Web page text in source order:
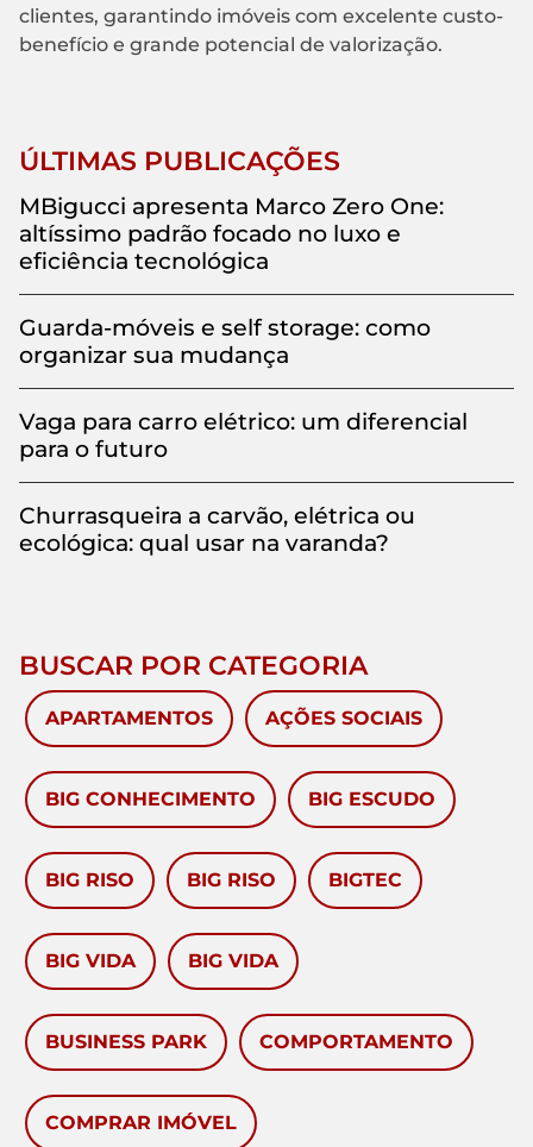
clientes, garantindo imóveis com excelente custo-
benefício e grande potencial de valorização.
ÚLTIMAS PUBLICAÇÕES
MBigucci apresenta Marco Zero One:
altíssimo padrão focado no luxo e
eficiência tecnológica
Guarda-móveis e self storage: como
organizar sua mudança
Vaga para carro elétrico: um diferencial
para o futuro
Churrasqueira a carvão, elétrica ou
ecológica: qual usar na varanda?
BUSCAR POR CATEGORIA
APARTAMENTOS AÇÕES SOCIAIS
BIG CONHECIMENTO BIG ESCUDO
BIG RISO BIG RISO BIGTEC
BIG VIDA BIG VIDA
BUSINESS PARK COMPORTAMENTO
COMPRAR IMÓVEL